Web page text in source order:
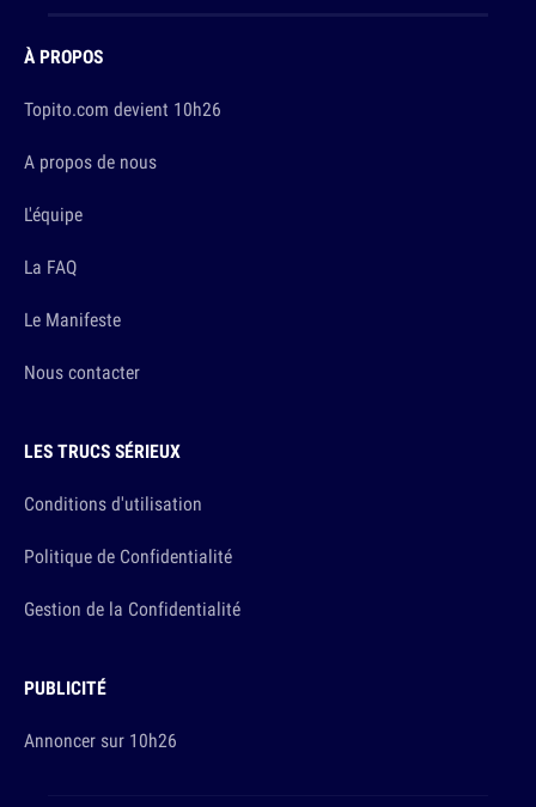
À PROPOS
Topito.com devient 10h26
A propos de nous
L'équipe
La FAQ
Le Manifeste
Nous contacter
LES TRUCS SÉRIEUX
Conditions d'utilisation
Politique de Confidentialité
Gestion de la Confidentialité
PUBLICITÉ
Annoncer sur 10h26